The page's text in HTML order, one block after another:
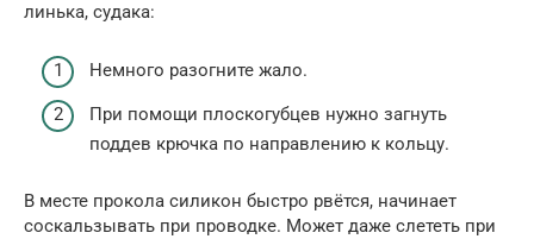
линька, судака:
Немного разогните жало.
При помощи плоскогубцев нужно загнуть
поддев крючка по направлению к кольцу.
В месте прокола силикон быстро рвётся, начинает
соскальзывать при проводке. Может даже слететь при